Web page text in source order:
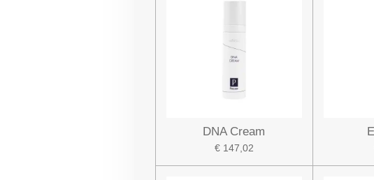
DNA Cream
€ 147,02